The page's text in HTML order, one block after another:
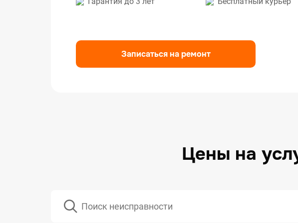
Ремонт электрических плит
Записаться на ремонт
Цены на